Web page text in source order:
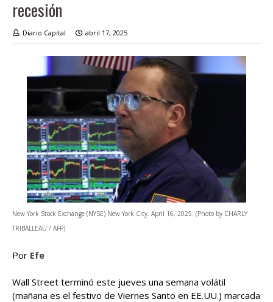
recesión
Diario Capital abril 17, 2025
New York Stock Exchange (NYSE) New York City. April 16, 2025. (Photo by CHARLY
TRIBALLEAU / AFP)
Por Efe
Wall Street terminó este jueves una semana volátil
(mañana es el festivo de Viernes Santo en EE.UU.) marcada